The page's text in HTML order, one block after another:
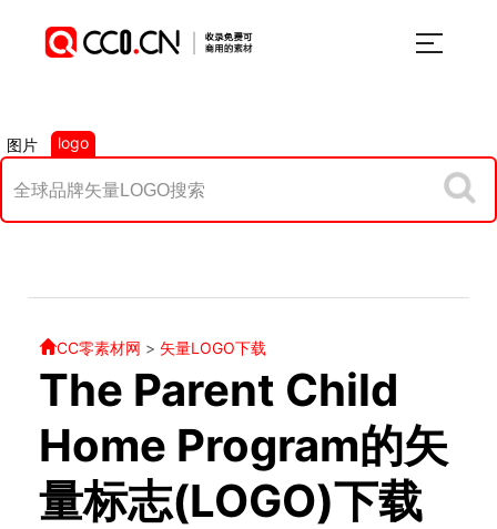
图片 logo
CC零素材网 > 矢量LOGO下载
The Parent Child
Home Program的矢
量标志(LOGO)下载